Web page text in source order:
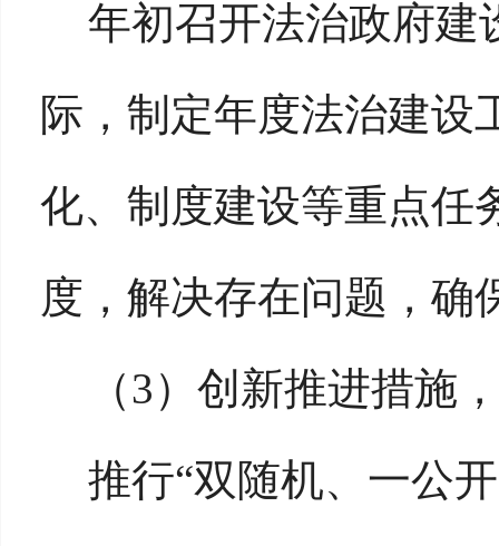
年初召开法治政府建
际，制定年度法治建设
化、制度建设等重点任
度，解决存在问题，确
（3）创新推进措施
推行“双随机、一公